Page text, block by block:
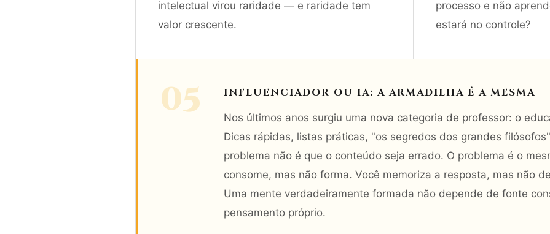
intelectual virou raridade — e raridade tem
valor crescente.
processo e não
estará no controle?
05 INFLUENCIADOR OU IA: A ARMADILHA É A MESMA
Nos últimos anos surgiu uma nova categoria de professor: o
Dicas rápidas, listas práticas, "os segredos dos grandes
problema não é que o conteúdo seja errado. O problema é o
consome, mas não forma. Você memoriza a resposta, mas não
Uma mente verdadeiramente formada não depende de fonte
pensamento próprio.